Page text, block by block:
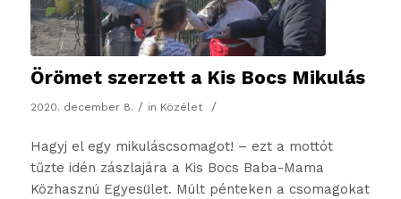
Örömet szerzett a Kis Bocs Mikulás
2020. december 8. / in Közélet /
Hagyj el egy mikuláscsomagot! – ezt a mottót
tűzte idén zászlajára a Kis Bocs Baba-Mama
Közhasznú Egyesület. Múlt pénteken a csomagokat